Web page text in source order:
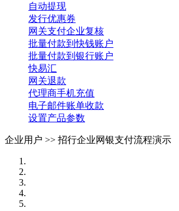
自动提现
发行优惠券
网关支付企业复核
批量付款到快钱账户
批量付款到银行账户
快易汇
网关退款
代理商手机充值
电子邮件账单收款
设置产品参数
企业用户 >> 招行企业网银支付流程演示